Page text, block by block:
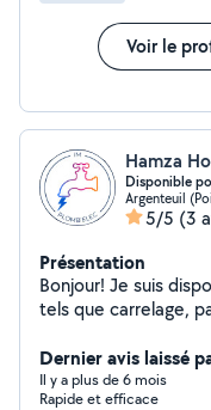
Voir le
Hamza
Disponible
Argenteuil
5/5 (3
Présentation
Bonjour! Je suis
tels que carrelage,
venir même le soir
Dernier avis laissé
Il y a plus de 6 mois
Rapide et efficace